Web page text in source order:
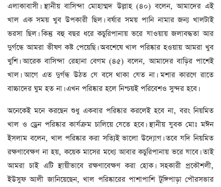
এলাকাবাসী। স্থানীয় বাসিন্দা মোহাম্মদ উল্লাহ (৪০) বলেন, আমাদের এই
খাল এক সময় খুব উপকারী ছিল। বর্ষার সময় পানি নামার জন্য খালটাই
ভরসা ছিল। কিন্তু বহু বছর ধরে কচুরিপানায় ভরে যাওয়ায় জলাবদ্ধতা আর
দুর্গন্ধে আমরা ভীষণ কষ্ট পেয়েছি। অবশেষে খাল পরিষ্কার হওয়ায় আমরা খুব
খুশি। আরেক বাসিন্দা রেহানা বেগম (৪৫) বলেন, আমাদের বাড়ির পাশেই
খাল। আগে এত দুর্গন্ধ উঠত যে বসে থাকা যেত না। মশার কারণে রাতে
বাচ্চাদের ঘুম হত না। এখন পরিষ্কার হলে নিশ্চয়ই পরিবেশও সুন্দর হবে।
অনেকেই মনে করছেন শুধু একবার পরিষ্কার করলেই হবে না, বরং নিয়মিত
খাল ও ড্রেন পরিষ্কার কার্যক্রম চালিয়ে যেতে হবে। স্থানীয় যুবক মোঃ মঈন
ইসলাম বলেন, খাল পরিষ্কার করা সত্যিই ভালো উদ্যোগ। তবে যদি নিয়মিত
রক্ষণাবেক্ষণ না হয়, কয়েক মাসের মধ্যে আবার কচুরিপানায় ভরে যাবে। তাই
আমরা চাই এটি স্থায়ীভাবে রক্ষণাবেক্ষণ করা হোক। সহকারী প্রকৌশলী,
ইউসুফ আলী জানিয়েছেন, খাল পরিষ্কারের পাশাপাশি টুঙ্গিপাড়া পৌরসভার